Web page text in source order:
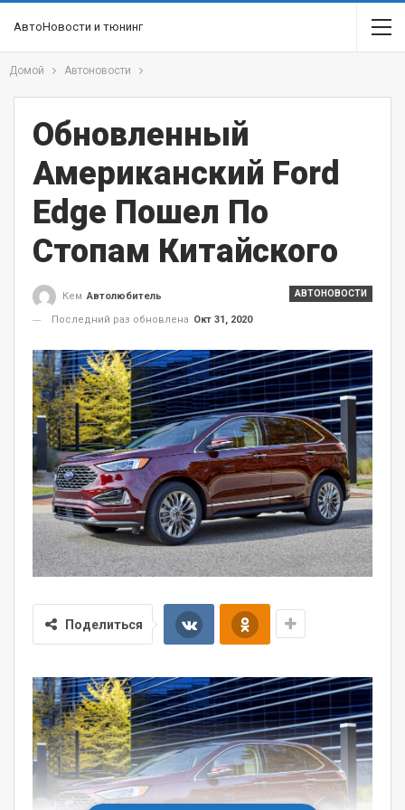
АвтоНовости и тюнинг
Домой Автоновости
Обновленный
Американский Ford
Edge Пошел По
Стопам Китайского
АВТОНОВОСТИ
Кем Автолюбитель
Последний раз обновлена Окт 31, 2020
Поделиться